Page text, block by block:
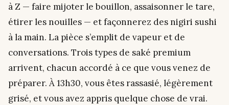
à Z — faire mijoter le bouillon, assaisonner le tare,
étirer les nouilles — et façonnerez des nigiri sushi
à la main. La pièce s’emplit de vapeur et de
conversations. Trois types de saké premium
arrivent, chacun accordé à ce que vous venez de
préparer. À 13h30, vous êtes rassasié, légèrement
grisé, et vous avez appris quelque chose de vrai.